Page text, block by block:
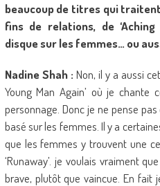
beaucoup de titres qui
fins de relations, de ‘Aching
disque sur les femmes… ou
Nadine Shah : Non, il y a aussi
Young Man Again’ où je chante
personnage. Donc je ne pense
basé sur les femmes. Il y a
que les femmes y trouvent une
‘Runaway’. je voulais vraiment
brave, plutôt que vaincue. En fait